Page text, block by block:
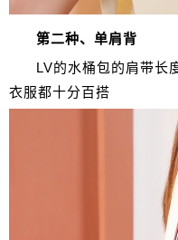
第二种、单肩背
LV的水桶包的肩带长
衣服都十分百搭